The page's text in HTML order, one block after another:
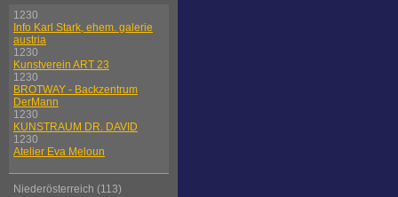
1230
Info Karl Stark, ehem. galerie
austria
1230
Kunstverein ART 23
1230
BROTWAY - Backzentrum
DerMann
1230
KUNSTRAUM DR. DAVID
1230
Atelier Eva Meloun
Niederösterreich (113)